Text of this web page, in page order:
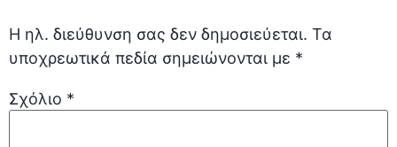
Η ηλ. διεύθυνση σας δεν δημοσιεύεται. Τα
υποχρεωτικά πεδία σημειώνονται με *
Σχόλιο *